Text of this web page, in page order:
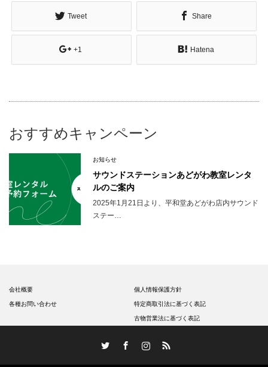
Tweet Share
+1 Hatena
おすすめキャンペーン
お知らせ
サウンドステーションあどがわ教室レンタ
ルのご案内
2025年1月21日より、平和堂あどがわ店内サウンド
ステー…
会社概要
各種お問い合わせ
個人情報保護方針
特定商取引法に基づく表記
古物営業法に基づく表記
InstagramRSS